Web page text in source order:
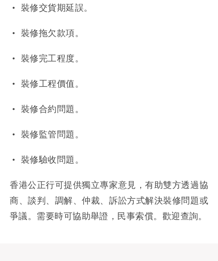
• 裝修交貨期延誤。
• 裝修拖欠款項。
• 裝修完工程度。
• 裝修工程價值。
• 裝修合約問題。
• 裝修監管問題。
• 裝修驗收問題。
香港公正行可提供獨立專家意見，有助雙方透過協
商、談判、調解、仲裁、訴訟方式解決裝修問題或
爭議。需要時可協助舉證，民事索償。歡迎查詢。